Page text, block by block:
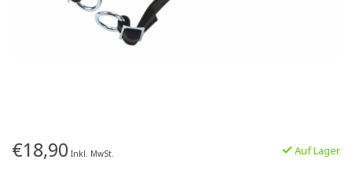
€18,90 Inkl. MwSt. Auf Lager